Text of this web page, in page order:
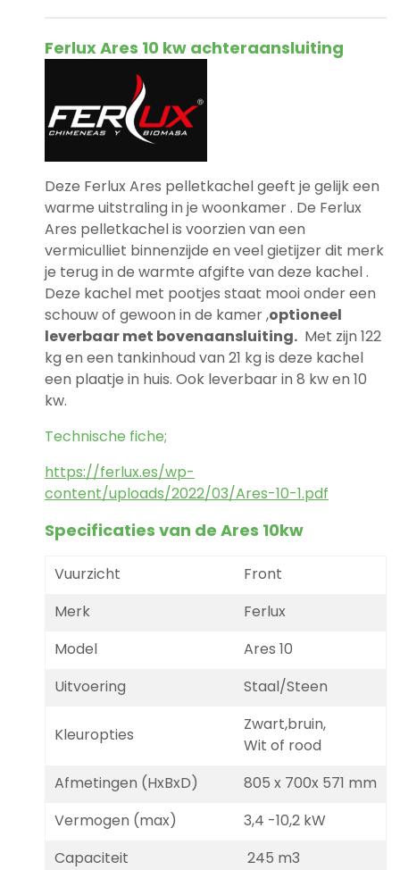
Ferlux Ares 10 kw achteraansluiting
Deze Ferlux Ares pelletkachel geeft je gelijk een
warme uitstraling in je woonkamer . De Ferlux
Ares pelletkachel is voorzien van een
vermiculliet binnenzijde en veel gietijzer dit merk
je terug in de warmte afgifte van deze kachel .
Deze kachel met pootjes staat mooi onder een
schouw of gewoon in de kamer ,optioneel
leverbaar met bovenaansluiting. Met zijn 122
kg en een tankinhoud van 21 kg is deze kachel
een plaatje in huis. Ook leverbaar in 8 kw en 10
kw.
Technische fiche;
https://ferlux.es/wp-
content/uploads/2022/03/Ares-10-1.pdf
Specificaties van de Ares 10kw
Vuurzicht
Front
Merk
Ferlux
Model
Ares 10
Uitvoering
Staal/Steen
Kleuropties
Zwart,bruin,
Wit of rood
Afmetingen (HxBxD)
805 x 700x 571 mm
Vermogen (max)
3,4 -10,2 kW
Capaciteit
245 m3